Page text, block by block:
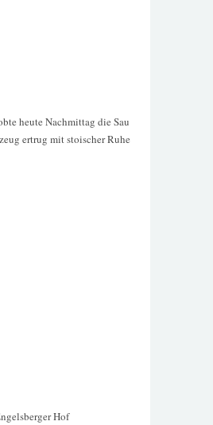
heute Nachmittag die Sau
ertrug mit stoischer Ruhe
Hof